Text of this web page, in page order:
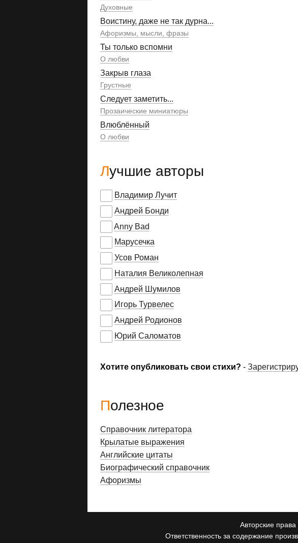
Духовные
Воистину, даже не так дурна...
Афоризмы, мысли, фразы
Ты только вспомни
О любви
Закрыв глаза
Грустные
Следует заметить...
Прозаические миниатюры
Влюблённый
О любви
Лучшие авторы
Владимир Лучит
Андрей Бонди
Anny Bad
Марусечка
Усов Роман
Наталия Великолепная
Андрей Шумилов
Игорь Турвелес
Андрей Родионов
Юрий Саломатов
Хотите опубликовать свои стихи? -
Полезное
Справочник литератора
Крылатые выражения
Английские цитаты
Биографический справочник
Афоризмы
Авторские
Ответственность за содержание